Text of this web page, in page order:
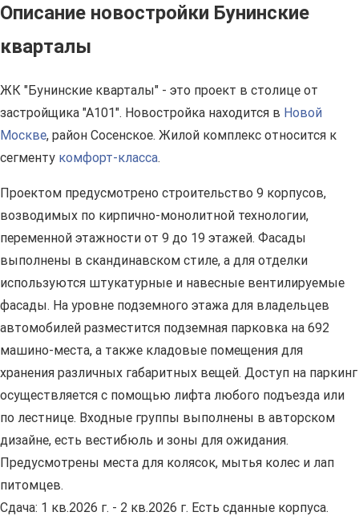
Описание новостройки Бунинские
кварталы
ЖК "Бунинские кварталы" - это проект в столице от
застройщика "А101". Новостройка находится в Новой
Москве, район Сосенское. Жилой комплекс относится к
сегменту комфорт-класса.
Проектом предусмотрено строительство 9 корпусов,
возводимых по кирпично-монолитной технологии,
переменной этажности от 9 до 19 этажей. Фасады
выполнены в скандинавском стиле, а для отделки
используются штукатурные и навесные вентилируемые
фасады. На уровне подземного этажа для владельцев
автомобилей разместится подземная парковка на 692
машино-места, а также кладовые помещения для
хранения различных габаритных вещей. Доступ на паркинг
осуществляется с помощью лифта любого подъезда или
по лестнице. Входные группы выполнены в авторском
дизайне, есть вестибюль и зоны для ожидания.
Предусмотрены места для колясок, мытья колес и лап
питомцев.
Сдача: 1 кв.2026 г. - 2 кв.2026 г. Есть сданные корпуса.